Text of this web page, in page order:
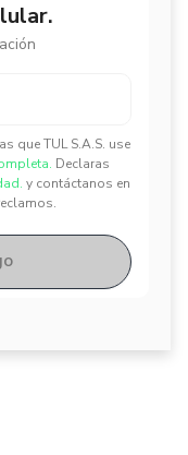
que TUL S.A.S. use
Declaras
y contáctanos en
✕
✕